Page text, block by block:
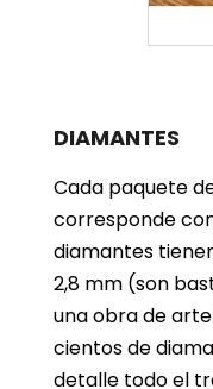
DIAMANTES
Cada paquete
corresponde
diamantes
2,8 mm (son
una obra de
cientos de
detalle todo el